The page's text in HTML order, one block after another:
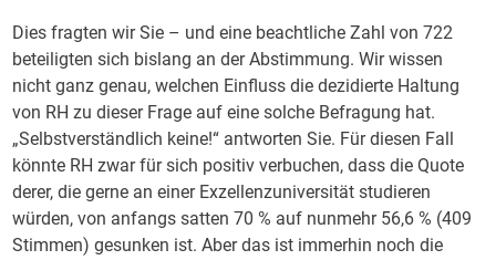
Dies fragten wir Sie – und eine beachtliche Zahl von 722
beteiligten sich bislang an der Abstimmung. Wir wissen
nicht ganz genau, welchen Einfluss die dezidierte Haltung
von RH zu dieser Frage auf eine solche Befragung hat.
„Selbstverständlich keine!“ antworten Sie. Für diesen Fall
könnte RH zwar für sich positiv verbuchen, dass die Quote
derer, die gerne an einer Exzellenzuniversität studieren
würden, von anfangs satten 70 % auf nunmehr 56,6 % (409
Stimmen) gesunken ist. Aber das ist immerhin noch die